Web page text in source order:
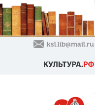
ksl.lib@mail.ru